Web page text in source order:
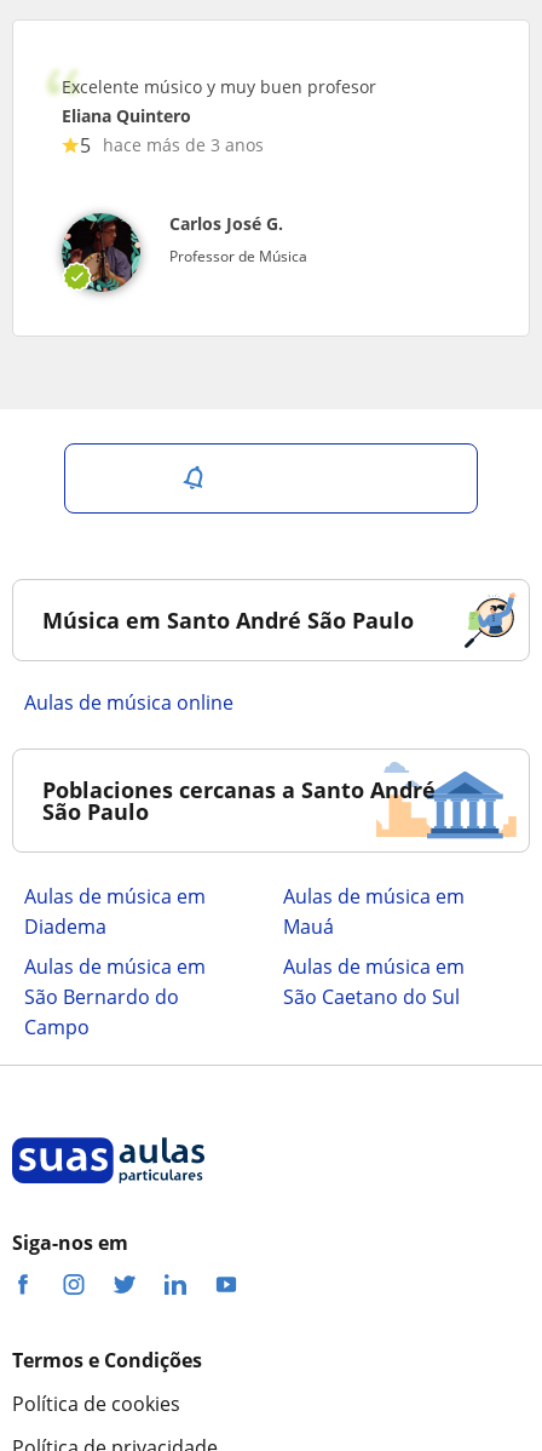
Excelente músico y muy buen profesor
Eliana Quintero
5 hace más de 3 anos
Carlos José G.
Professor de Música
Música em Santo André São Paulo
Aulas de música online
Poblaciones cercanas a Santo André
São Paulo
Aulas de música em
Diadema
Aulas de música em
Mauá
Aulas de música em
São Bernardo do
Campo
Aulas de música em
São Caetano do Sul
Siga-nos em
Termos e Condições
Política de cookies